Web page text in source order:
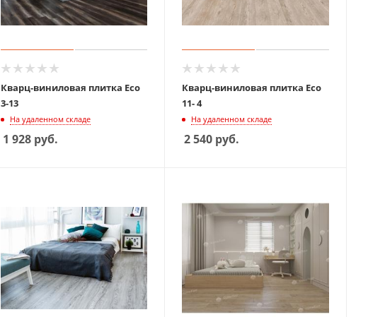
Кварц-виниловая плитка Eco
3-13
На удаленном складе
1 928руб.
Кварц-виниловая плитка Eco
11- 4
На удаленном складе
2 540 руб.